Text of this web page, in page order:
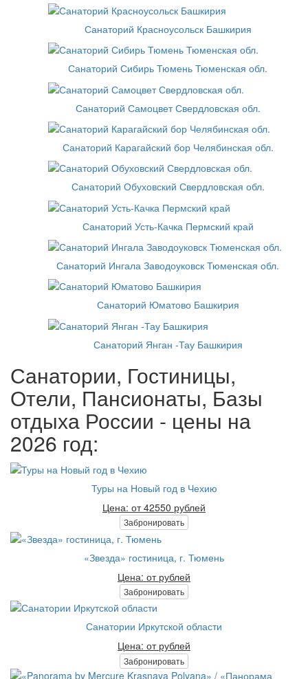
Санаторий Красноусольск Башкирия
Санаторий Сибирь Тюмень Тюменская обл.
Санаторий Самоцвет Свердловская обл.
Санаторий Карагайский бор Челябинская обл.
Санаторий Обуховский Свердловская обл.
Санаторий Усть-Качка Пермский край
Санаторий Ингала Заводоуковск Тюменская обл.
Санаторий Юматово Башкирия
Санаторий Янган -Тау Башкирия
Санатории, Гостиницы,
Отели, Пансионаты, Базы
отдыха России - цены на
2026 год:
Туры на Новый год в Чехию
Цена: от 42550 рублей
Забронировать
«Звезда» гостиница, г. Тюмень
Цена: от рублей
Забронировать
Санатории Иркутской области
Цена: от рублей
Забронировать